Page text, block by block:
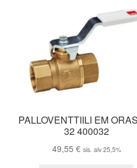
PALLOVENTTIILI EM
32 400032
49,55 € sis. alv 25,5%